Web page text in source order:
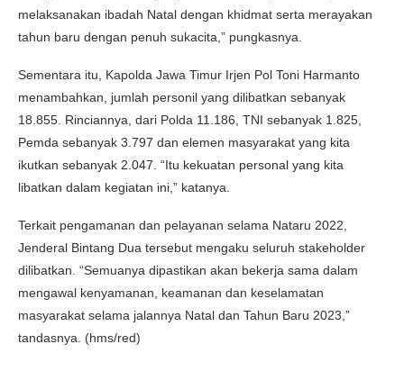
melaksanakan ibadah Natal dengan khidmat serta merayakan
tahun baru dengan penuh sukacita,” pungkasnya.
Sementara itu, Kapolda Jawa Timur Irjen Pol Toni Harmanto
menambahkan, jumlah personil yang dilibatkan sebanyak
18.855. Rinciannya, dari Polda 11.186, TNI sebanyak 1.825,
Pemda sebanyak 3.797 dan elemen masyarakat yang kita
ikutkan sebanyak 2.047. “Itu kekuatan personal yang kita
libatkan dalam kegiatan ini,” katanya.
Terkait pengamanan dan pelayanan selama Nataru 2022,
Jenderal Bintang Dua tersebut mengaku seluruh stakeholder
dilibatkan. “Semuanya dipastikan akan bekerja sama dalam
mengawal kenyamanan, keamanan dan keselamatan
masyarakat selama jalannya Natal dan Tahun Baru 2023,”
tandasnya. (hms/red)